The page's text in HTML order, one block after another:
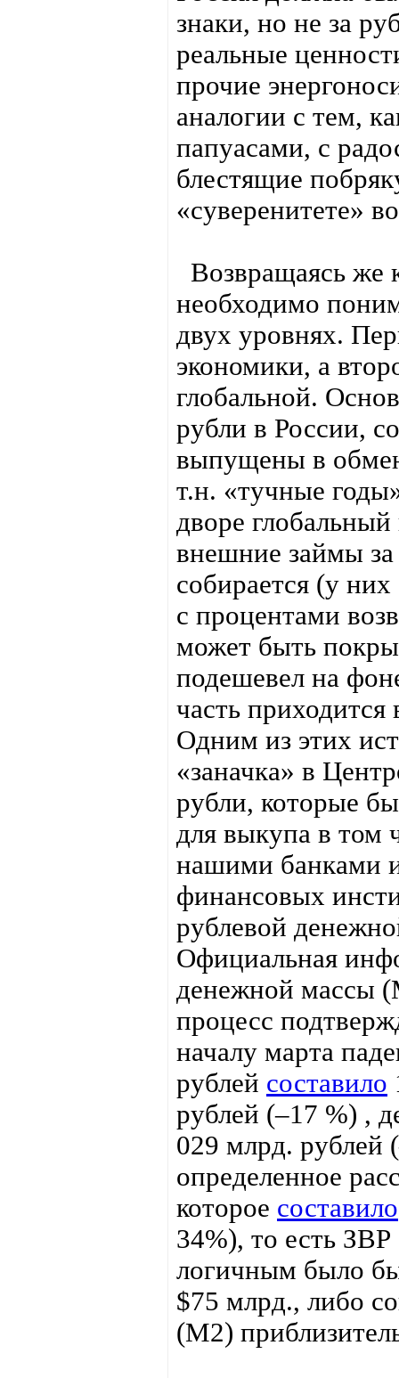
знаки, но не за
реальные
прочие
аналогии с тем,
папуасами, с
блестящие
«суверенитете»
Возвращаясь же
необходимо
двух уровнях.
экономики, а
глобальной.
рубли в России,
выпущены в
т.н. «тучные
дворе
внешние займы
собирается (у
с процентами
может быть
подешевел на
часть приходится
Одним из этих
«заначка» в
рубли, которые
для выкупа в том
нашими банками
финансовых
рублевой
Официальная
денежной массы
процесс
началу марта
рублей составило
рублей (–17 %) ,
029 млрд. рублей
определенное
которое составило
34%), то есть
логичным было
$75 млрд., либо
(M2)